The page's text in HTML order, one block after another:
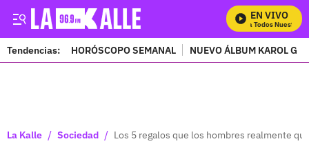
EN VIVO
Mira Todos Nuestros
Tendencias: HORÓSCOPO SEMANAL NUEVO ÁLBUM KAROL G
La Kalle / Sociedad / Los 5 regalos que los hombres realmente